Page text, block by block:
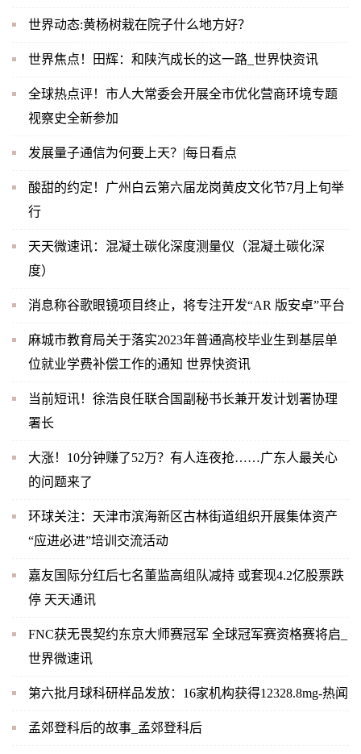
世界动态:黄杨树栽在院子什么地方好？
世界焦点！田辉：和陕汽成长的这一路_世界快资讯
全球热点评！市人大常委会开展全市优化营商环境专题
视察史全新参加
发展量子通信为何要上天？|每日看点
酸甜的约定！广州白云第六届龙岗黄皮文化节7月上旬举
行
天天微速讯：混凝土碳化深度测量仪（混凝土碳化深
度）
消息称谷歌眼镜项目终止，将专注开发“AR 版安卓”平台
麻城市教育局关于落实2023年普通高校毕业生到基层单
位就业学费补偿工作的通知 世界快资讯
当前短讯！徐浩良任联合国副秘书长兼开发计划署协理
署长
大涨！10分钟赚了52万？有人连夜抢……广东人最关心
的问题来了
环球关注：天津市滨海新区古林街道组织开展集体资产
“应进必进”培训交流活动
嘉友国际分红后七名董监高组队减持 或套现4.2亿股票跌
停 天天通讯
FNC获无畏契约东京大师赛冠军 全球冠军赛资格赛将启_
世界微速讯
第六批月球科研样品发放：16家机构获得12328.8mg-热闻
孟郊登科后的故事_孟郊登科后